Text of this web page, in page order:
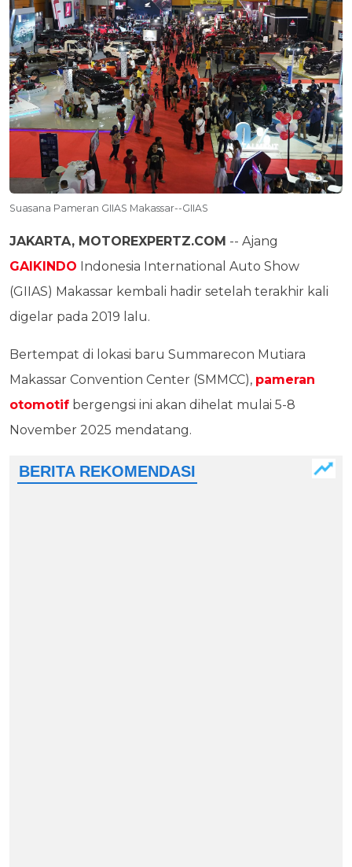
Suasana Pameran GIIAS Makassar--GIIAS
JAKARTA, MOTOREXPERTZ.COM -- Ajang
GAIKINDO Indonesia International Auto Show
(GIIAS) Makassar kembali hadir setelah terakhir kali
digelar pada 2019 lalu.
Bertempat di lokasi baru Summarecon Mutiara
Makassar Convention Center (SMMCC), pameran
otomotif bergengsi ini akan dihelat mulai 5-8
November 2025 mendatang.